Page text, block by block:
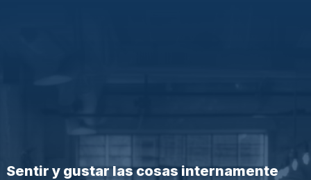
Sentir y gustar las cosas internamente